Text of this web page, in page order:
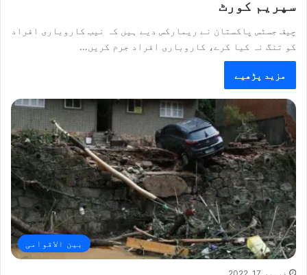
سپریم کورٹ
چیف جسٹس پاکستان نے ریمارکس دیے ہیں کہ نیب کاروباری افراد
کو تنگ نہ کیا کرے، کاروباری افراد جرم کریں…
مزید پڑھیے
بین الاقوامی